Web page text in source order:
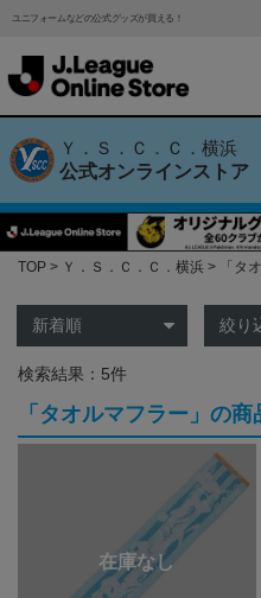
ユニフォームなどの公式グッズが買える！
Ｙ．Ｓ．Ｃ．Ｃ．横浜
公式オンラインストア
TOP Ｙ．Ｓ．Ｃ．Ｃ．横浜 「タ
絞り
検索結果：5件
「タオルマフラー」の商